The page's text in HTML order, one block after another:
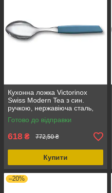
Кухонна ложка Victorinox
Swiss Modern Tea з син.
ручкою, нержавіюча сталь,
поліпропілен, 100% оригінал,
посуд для чаю
Готово до відправки
618 ₴ 772,50 ₴
Купити
–20%